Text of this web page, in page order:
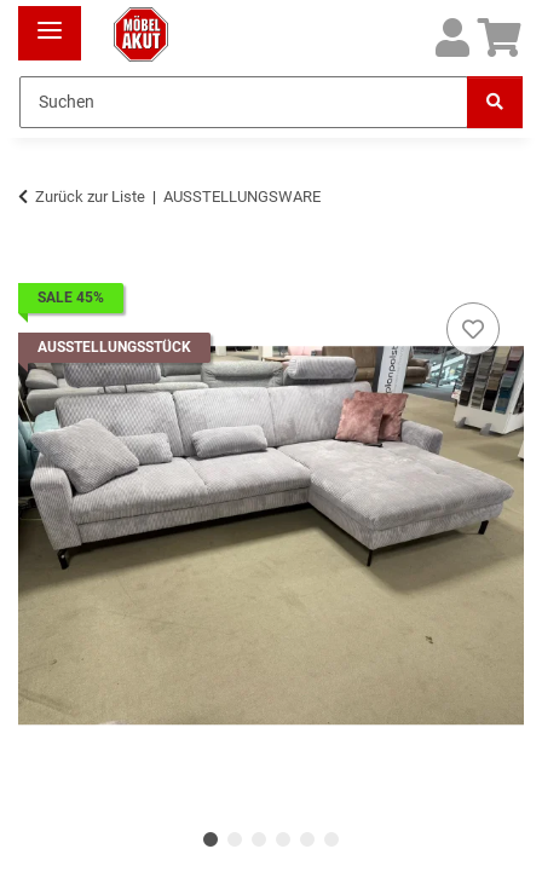
Zurück zur Liste AUSSTELLUNGSWARE
SALE 45%
AUSSTELLUNGSSTÜCK